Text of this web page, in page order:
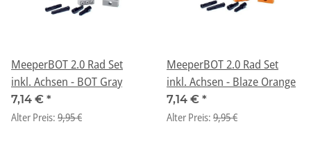
MeeperBOT 2.0 Rad Set
inkl. Achsen - BOT Gray
7,14 € *
Alter Preis: 9,95 €
MeeperBOT 2.0 Rad Set
inkl. Achsen - Blaze Orange
7,14 € *
Alter Preis: 9,95 €